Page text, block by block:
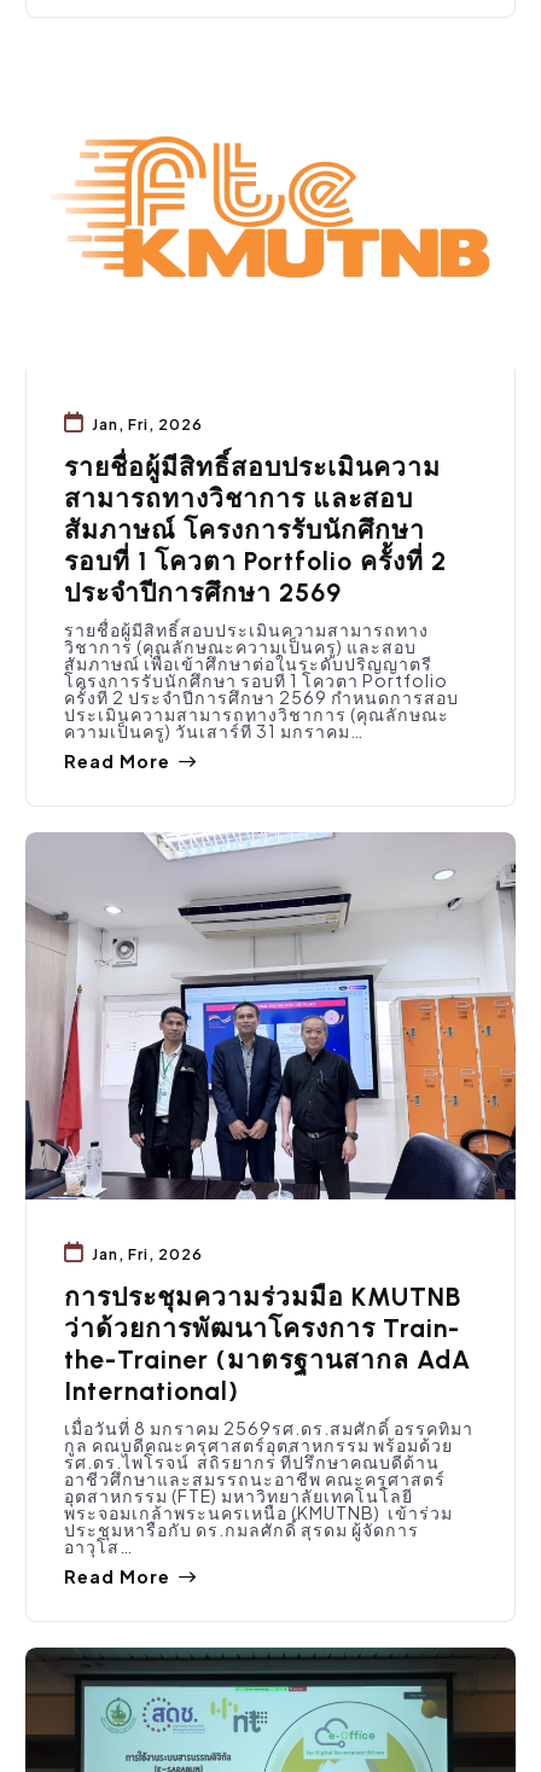
Jan, Fri, 2026
รายชื่อผู้มีสิทธิ์สอบประเมินความ
สามารถทางวิชาการ และสอบ
สัมภาษณ์ โครงการรับนักศึกษา
รอบที่ 1 โควตา Portfolio ครั้งที่ 2
ประจำปีการศึกษา 2569
รายชื่อผู้มีสิทธิ์สอบประเมินความสามารถทาง
วิชาการ (คุณลักษณะความเป็นครู) และสอบ
สัมภาษณ์ เพื่อเข้าศึกษาต่อในระดับปริญญาตรี
โครงการรับนักศึกษา รอบที่ 1 โควตา Portfolio
ครั้งที่ 2 ประจำปีการศึกษา 2569 กำหนดการสอบ
ประเมินความสามารถทางวิชาการ (คุณลักษณะ
ความเป็นครู) วันเสาร์ที่ 31 มกราคม…
Read More
Jan, Fri, 2026
การประชุมความร่วมมือ KMUTNB
ว่าด้วยการพัฒนาโครงการ Train-
the-Trainer (มาตรฐานสากล AdA
International)
เมื่อวันที่ 8 มกราคม 2569รศ.ดร.สมศักดิ์ อรรคทิมา
กูล คณบดีคณะครุศาสตร์อุตสาหกรรม พร้อมด้วย
รศ.ดร.ไพโรจน์ สถิรยากร ที่ปรึกษาคณบดีด้าน
อาชีวศึกษาและสมรรถนะอาชีพ คณะครุศาสตร์
อุตสาหกรรม (FTE) มหาวิทยาลัยเทคโนโลยี
พระจอมเกล้าพระนครเหนือ (KMUTNB) เข้าร่วม
ประชุมหารือกับ ดร.กมลศักดิ์ สุรดม ผู้จัดการ
อาวุโส…
Read More
กิจกรรมคณะ